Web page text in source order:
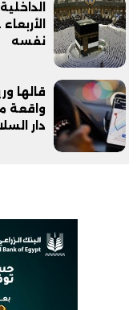
نفسه
قالها
واقعة
دار